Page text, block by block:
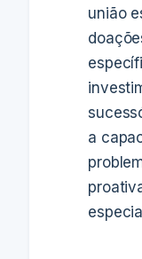
união
a